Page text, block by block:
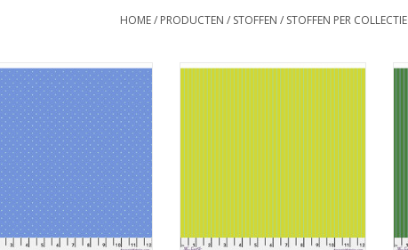
HOME/ PRODUCTEN / STOFFEN / STOFFEN PER COLLECTIE
met blauwgroene stipjes
AAN WINKELWAGEN
lime met blauwgroene streep